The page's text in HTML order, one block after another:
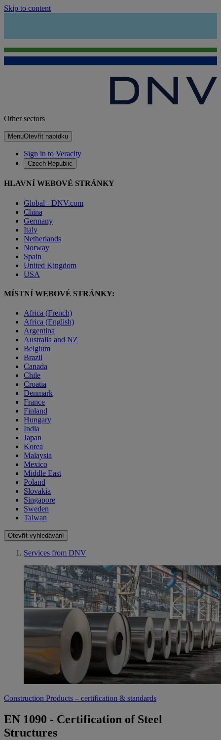
Skip to content
Other sectors
MenuOtevřít nabídku
Sign in to Veracity
Czech Republic
HLAVNÍ WEBOVÉ STRÁNKY
Global - DNV.com
China
Germany
Italy
Netherlands
Norway
Spain
United Kingdom
USA
MÍSTNÍ WEBOVÉ STRÁNKY:
Africa (French)
Africa (English)
Argentina
Australia and NZ
Belgium
Brazil
Canada
Chile
Croatia
Denmark
France
Finland
Hungary
India
Japan
Korea
Malaysia
Mexico
Middle East
Poland
Slovakia
Singapore
Sweden
Taiwan
Otevřít vyhledávání
Services from DNV
Construction Products – certification & standards
EN 1090 - Certification of Steel
Structures